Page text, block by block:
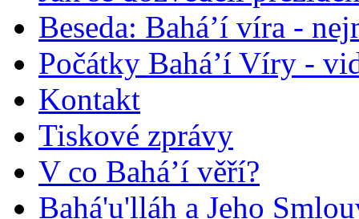
Beseda: Bahá’í víra -
Počátky Bahá’í Víry -
Kontakt
Tiskové zprávy
V co Bahá’í věří?
Bahá'u'lláh a Jeho